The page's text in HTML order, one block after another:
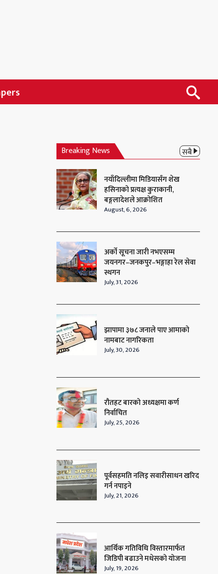
Breaking News सबै
नयाँदिल्लीमा मिडियासँग शेख
हसिनाको प्रत्यक्ष कुराकानी,
बङ्गलादेशले आक्रोशित
August, 6, 2026
अर्को सूचना जारी नभएसम्म
जयनगर–जनकपुर–भङ्गाहा रेल सेवा
स्थगन
July, 31, 2026
झापामा ३७८ जनाले पाए आमाको
नामबाट नागरिकता
July, 30, 2026
रौतहट बारको अध्यक्षमा कर्ण
निर्वाचित
July, 25, 2026
पूर्वसहमति नलिइ सवारीसाधन खरिद
गर्न नपाइने
July, 21, 2026
आर्थिक गतिविधि विस्तारमार्फत
जिडिपी बढाउने मधेसको योजना
July, 19, 2026